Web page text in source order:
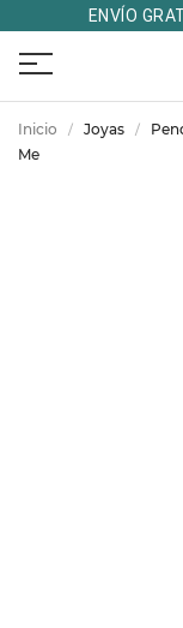
ENVÍO
Inicio Joyas
Me